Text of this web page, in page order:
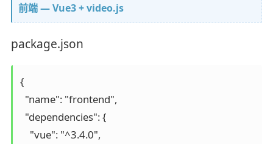
前端 — Vue3 + video.js
package.json
{
  "name": "frontend",
  "dependencies": {
    "vue": "^3.4.0",